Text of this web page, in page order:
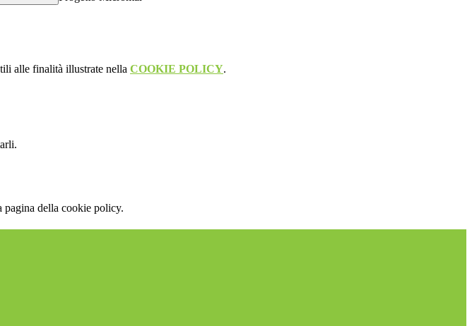
alle finalità illustrate nella COOKIE POLICY.
pagina della cookie policy.